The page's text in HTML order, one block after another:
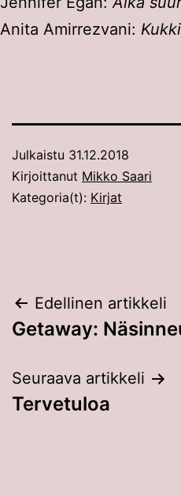
Anita Amirrezvani:
Julkaistu 31.12.2018
Kirjoittanut Mikko Saari
Kategoria(t): Kirjat
Artikkelien
selaus
Edellinen artikkeli
Getaway:
Seuraava artikkeli
Tervetuloa